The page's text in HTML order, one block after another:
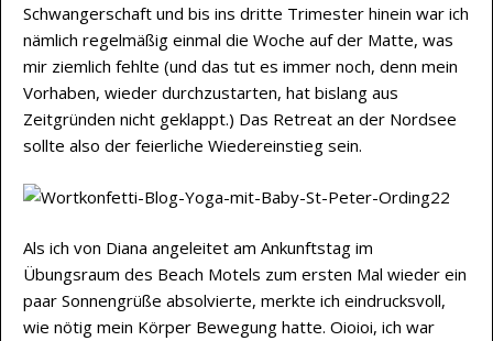
Schwangerschaft und bis ins dritte Trimester hinein war ich
nämlich regelmäßig einmal die Woche auf der Matte, was
mir ziemlich fehlte (und das tut es immer noch, denn mein
Vorhaben, wieder durchzustarten, hat bislang aus
Zeitgründen nicht geklappt.) Das Retreat an der Nordsee
sollte also der feierliche Wiedereinstieg sein.
Als ich von Diana angeleitet am Ankunftstag im
Übungsraum des Beach Motels zum ersten Mal wieder ein
paar Sonnengrüße absolvierte, merkte ich eindrucksvoll,
wie nötig mein Körper Bewegung hatte. Oioioi, ich war